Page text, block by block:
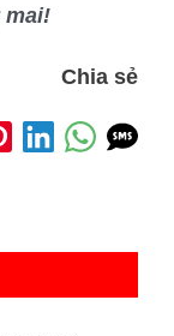
mai!
Chia sẻ